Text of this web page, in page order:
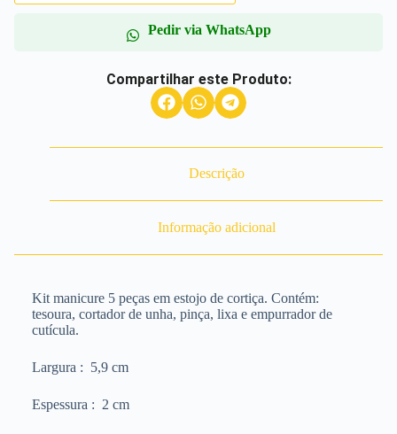
Pedir via WhatsApp
Compartilhar este Produto:
Descrição
Informação adicional
Kit manicure 5 peças em estojo de cortiça. Contém:
tesoura, cortador de unha, pinça, lixa e empurrador de
cutícula.
Largura : 5,9 cm
Espessura : 2 cm